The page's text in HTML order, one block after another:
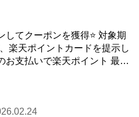
クーポンを獲得⭐ 対象期
楽天ポイントカードを提示し
お支払いで楽天ポイント 最大